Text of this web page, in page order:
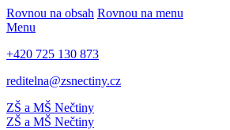
Rovnou na obsah Rovnou na menu
Menu
+420 725 130 873
reditelna@zsnectiny.cz
ZŠ a MŠ Nečtiny
ZŠ a MŠ Nečtiny